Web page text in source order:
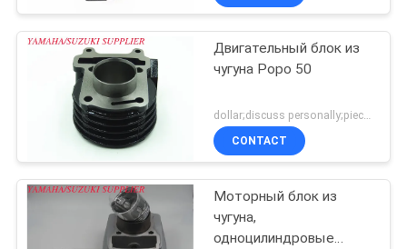
ПУТЕШЕСТВИЕ
ФАБРИКИ
ПРОВЕРКА
КАЧЕСТВА
СВЯЖИТЕСЬ
Двигательный блок из
чугуна Popo 50
CONTACT
Моторный блок из
чугуна,
одноцилиндровые